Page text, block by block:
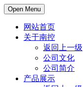
Open Menu
网站首页
关于南控
返回上一级
公司文化
公司简介
产品展示